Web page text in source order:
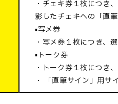
・チェキ券１枚につき
影したチェキへの「直
▪️写メ券
・写メ券１枚につき、
▪️トーク券
・トーク券１枚につき
・ 「直筆サイン」用サ